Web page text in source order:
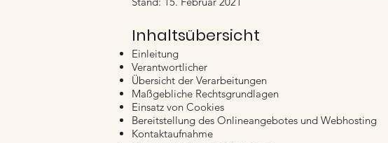
Inhaltsübersicht
Einleitung
Verantwortlicher
Übersicht der Verarbeitungen
Maßgebliche Rechtsgrundlagen
Einsatz von Cookies
Bereitstellung des Onlineangebotes und Webhosting
Kontaktaufnahme